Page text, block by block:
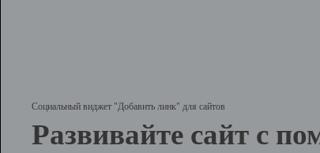
Социальный виджет "Добавить линк" для сайтов
Развивайте сайт с